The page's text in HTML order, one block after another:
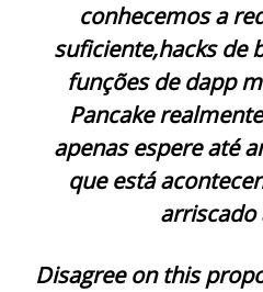
conhecemos a
suficiente,hacks de
funções de dapp
Pancake
apenas espere até
que está
arriscado
Disagree on this